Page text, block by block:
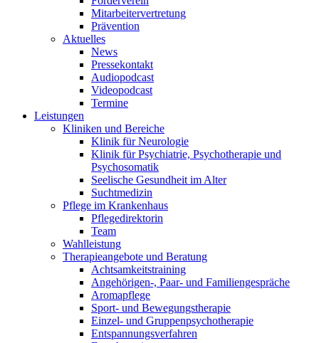
Mitarbeitervertretung
Prävention
Aktuelles
News
Pressekontakt
Audiopodcast
Videopodcast
Termine
Leistungen
Kliniken und Bereiche
Klinik für Neurologie
Klinik für Psychiatrie, Psychotherapie und
Psychosomatik
Seelische Gesundheit im Alter
Suchtmedizin
Pflege im Krankenhaus
Pflegedirektorin
Team
Wahlleistung
Therapieangebote und Beratung
Achtsamkeitstraining
Angehörigen-, Paar- und Familiengespräche
Aromapflege
Sport- und Bewegungstherapie
Einzel- und Gruppenpsychotherapie
Entspannungsverfahren